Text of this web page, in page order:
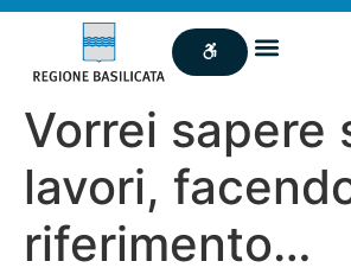
Vorrei sapere
lavori,
riferimento…